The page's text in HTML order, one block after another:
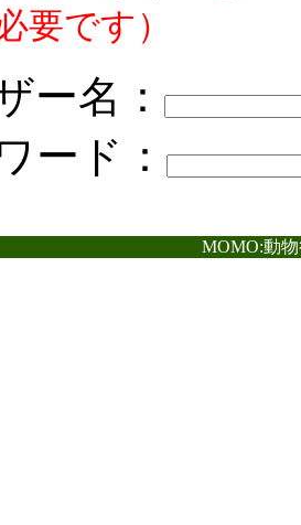
要です）
ー名：
ード：
MOMO:動